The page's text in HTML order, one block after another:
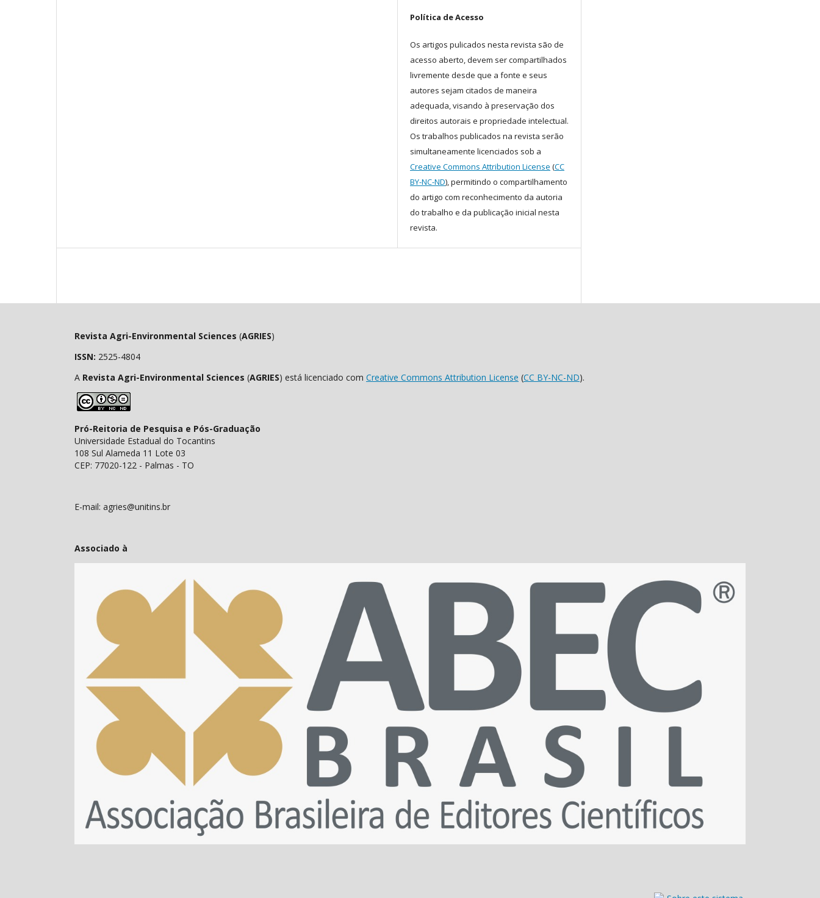
Política de Acesso
Os artigos pulicados nesta revista são de
acesso aberto, devem ser compartilhados
livremente desde que a fonte e seus
autores sejam citados de maneira
adequada, visando à preservação dos
direitos autorais e propriedade intelectual.
Os trabalhos publicados na revista serão
simultaneamente licenciados sob a
Creative Commons Attribution License (CC
BY-NC-ND), permitindo o compartilhamento
do artigo com reconhecimento da autoria
do trabalho e da publicação inicial nesta
revista.
Revista Agri-Environmental Sciences (AGRIES)
ISSN: 2525-4804
A Revista Agri-Environmental Sciences (AGRIES) está licenciado com Creative Commons Attribution License (CC BY-NC-ND).
Pró-Reitoria de Pesquisa e Pós-Graduação
Universidade Estadual do Tocantins
108 Sul Alameda 11 Lote 03
CEP: 77020-122 - Palmas - TO
E-mail: agries@unitins.br
Associado à